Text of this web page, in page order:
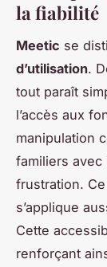
la fiabilité
Meetic se
d’utilisation.
tout paraît
l’accès aux
manipulation
familiers
frustration.
s’applique
Cette
renforçant